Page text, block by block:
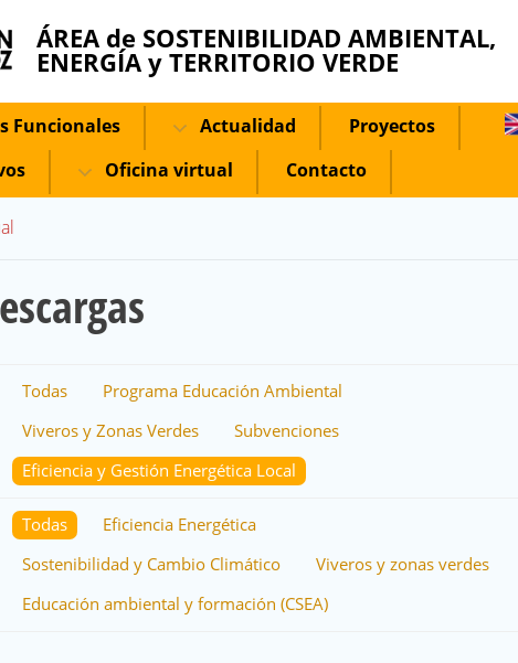
ÁREA de SOSTENIBILIDAD AMBIENTAL,
ENERGÍA y TERRITORIO VERDE
Funcionales Actualidad
Proyectos
Oficina virtual Contacto
Todas
Programa Educación Ambiental
Viveros y Zonas Verdes
Subvenciones
Eficiencia y Gestión Energética Local
Todas
Eficiencia Energética
Sostenibilidad y Cambio Climático
Viveros y zonas verdes
Educación ambiental y formación (CSEA)